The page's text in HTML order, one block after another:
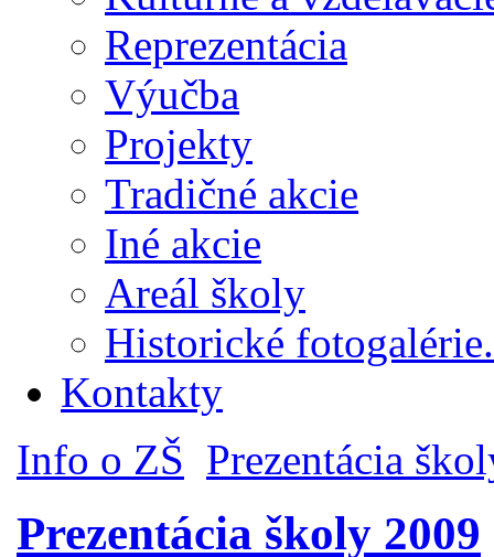
Reprezentácia
Výučba
Projekty
Tradičné akcie
Iné akcie
Areál školy
Historické
Kontakty
Info o ZŠ Prezentácia
Prezentácia školy 2009